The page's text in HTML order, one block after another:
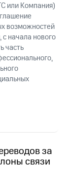
или Компания)
возможностей
начала нового
часть
за
связи